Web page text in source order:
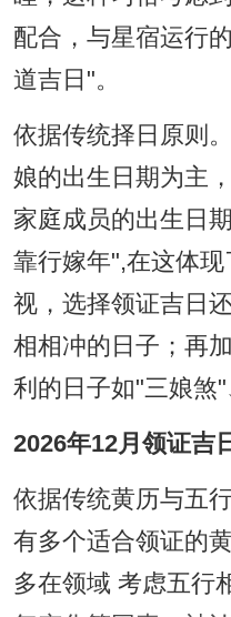
配合，与星宿运行
道吉日"。
依据传统择日原则
娘的出生日期为主
家庭成员的出生日
靠行嫁年",在这体
视，选择领证吉日
相相冲的日子；再
利的日子如"三娘煞
2026年12月领证吉
依据传统黄历与五
有多个适合领证的
多在领域 考虑五行